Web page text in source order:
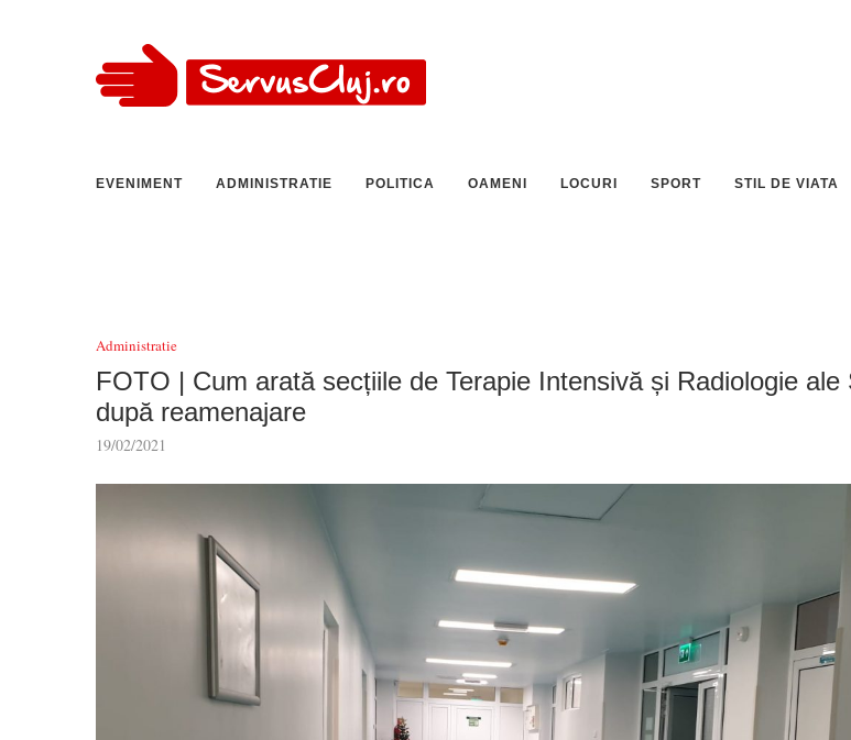
EVENIMENT ADMINISTRATIE POLITICA OAMENI LOCURI SPORT STIL DE VIATA
Administratie
FOTO | Cum arată secțiile de Terapie Intensivă și Radiologie ale
după reamenajare
19/02/2021